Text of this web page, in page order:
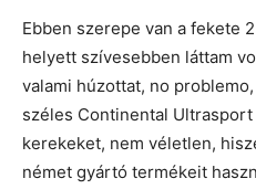
Ebben szerepe van a fekete
helyett szívesebben láttam
valami húzottat, no
széles Continental
kerekeket, nem véletlen,
német gyártó termékeit